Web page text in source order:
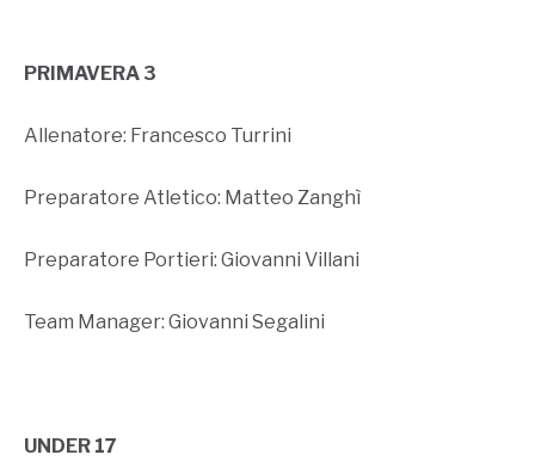
PRIMAVERA 3
Allenatore: Francesco Turrini
Preparatore Atletico: Matteo Zanghì
Preparatore Portieri: Giovanni Villani
Team Manager: Giovanni Segalini
UNDER 17